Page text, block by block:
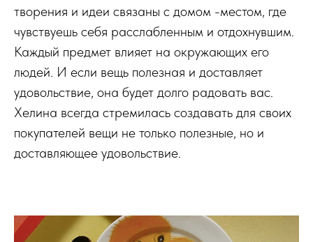
творения и идеи связаны с домом -местом, где
чувствуешь себя расслабленным и отдохнувшим.
Каждый предмет влияет на окружающих его
людей. И если вещь полезная и доставляет
удовольствие, она будет долго радовать вас.
Хелина всегда стремилась создавать для своих
покупателей вещи не только полезные, но и
доставляющее удовольствие.